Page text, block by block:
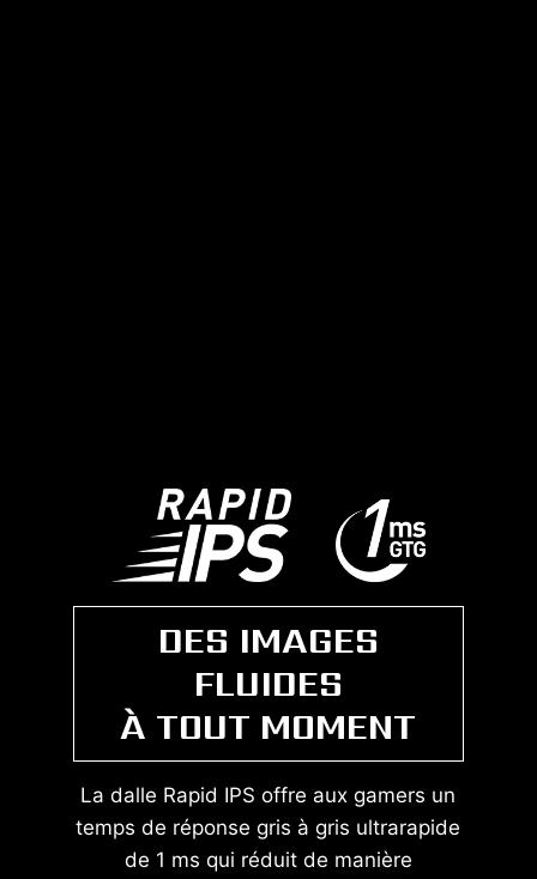
DES IMAGES
FLUIDES
À TOUT MOMENT
La dalle Rapid IPS offre aux gamers un
temps de réponse gris à gris ultrarapide
de 1 ms qui réduit de manière